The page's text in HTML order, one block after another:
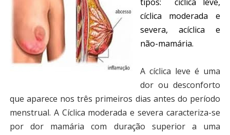
cíclica moderada e
severa, acíclica e
não-mamária.
A cíclica leve é uma
dor ou desconforto
que aparece nos três primeiros dias antes do período
menstrual. A Cíclica moderada e severa caracteriza-se
por dor mamária com duração superior a uma